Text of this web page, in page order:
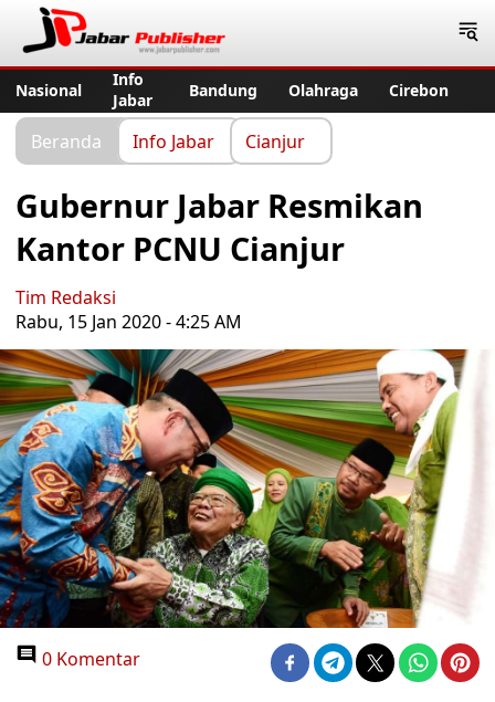
Nasional
Info
Jabar
Bandung Olahraga Cirebon
Beranda Info Jabar Cianjur
Gubernur Jabar Resmikan
Kantor PCNU Cianjur
Tim Redaksi
Rabu, 15 Jan 2020 - 4:25 AM
0 Komentar